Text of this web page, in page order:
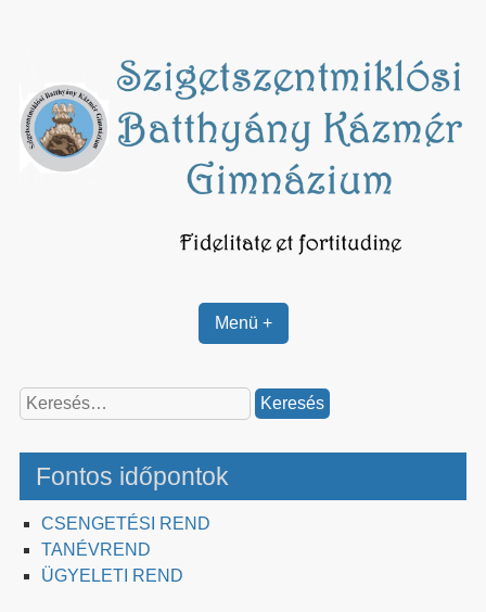
Menü +
Keresés:
Fontos időpontok
CSENGETÉSI REND
TANÉVREND
ÜGYELETI REND